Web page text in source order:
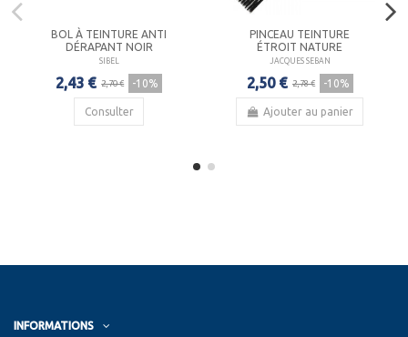
BOL À TEINTURE ANTI
DÉRAPANT NOIR
SIBEL
2,43 € 2,70 € -10%
Consulter
PINCEAU TEINTURE
ÉTROIT NATURE
JACQUES SEBAN
2,50 € 2,78 € -10%
Ajouter au panier
INFORMATIONS